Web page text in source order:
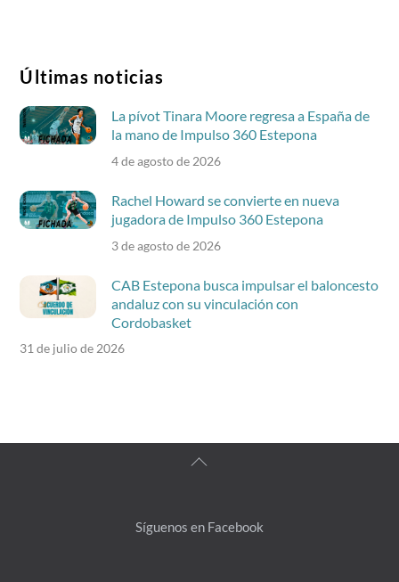
Últimas noticias
La pívot Tinara Moore regresa a España de
la mano de Impulso 360 Estepona
4 de agosto de 2026
Rachel Howard se convierte en nueva
jugadora de Impulso 360 Estepona
3 de agosto de 2026
CAB Estepona busca impulsar el baloncesto
andaluz con su vinculación con
Cordobasket
31 de julio de 2026
Back
Síguenos en Facebook